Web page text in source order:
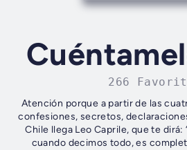
266
Atención porque a partir de las
confesiones, secretos,
Chile llega Leo Caprile, que te dirá:
cuando decimos todo, es